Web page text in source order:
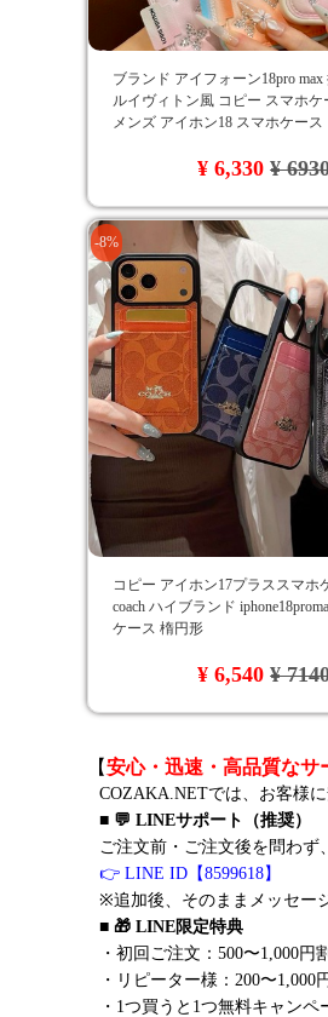
ブランド アイフォーン18pro
ルイヴィトン風 コピー スマホケ
メンズ アイホン18 スマホケース
¥ 6,330¥
-8%
コピー アイホン17プラススマホ
coach ハイブランド
ケース 楕円形
¥ 6,540¥
【安心・迅速・高品質なサ
COZAKA.NETでは、お客様
■ 💬 LINEサポート（推奨）
ご注文前・ご注文後を問わず
👉 LINE ID【8599618】
※追加後、そのままメッセー
■ 🎁 LINE限定特典
・初回ご注文：500〜1,000円
・リピーター様：200〜1,000
・1つ買うと1つ無料キャンペ